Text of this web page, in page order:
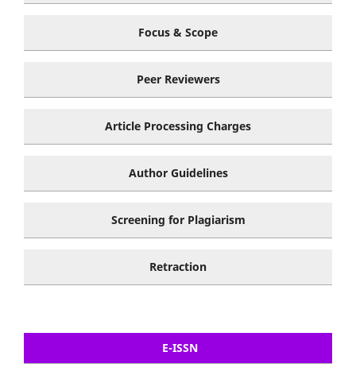
Focus & Scope
Peer Reviewers
Article Processing Charges
Author Guidelines
Screening for Plagiarism
Retraction
E-ISSN